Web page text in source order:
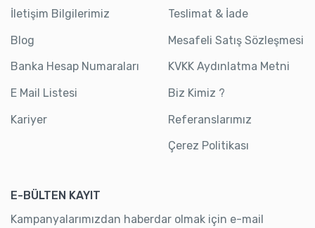
İletişim Bilgilerimiz
Blog
Banka Hesap Numaraları
E Mail Listesi
Kariyer
Teslimat & İade
Mesafeli Satış Sözleşmesi
KVKK Aydınlatma Metni
Biz Kimiz ?
Referanslarımız
Çerez Politikası
E-BÜLTEN KAYIT
Kampanyalarımızdan haberdar olmak için e-mail